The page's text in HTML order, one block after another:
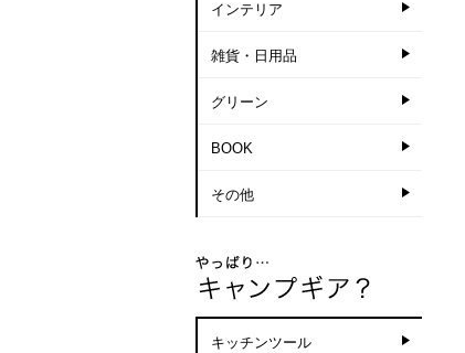
インテリア
雑貨・日用品
グリーン
BOOK
その他
キッチンツール